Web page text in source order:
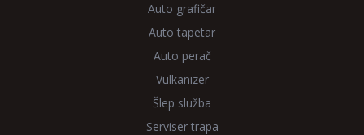
Auto grafičar
Auto tapetar
Auto perač
Vulkanizer
Šlep služba
Serviser trapa